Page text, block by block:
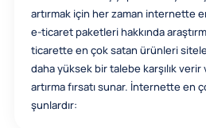
artırmak için her zaman internette
e-ticaret paketleri hakkında
ticarette en çok satan ürünleri
daha yüksek bir talebe karşılık verir
artırma fırsatı sunar. İnternette en
şunlardır: